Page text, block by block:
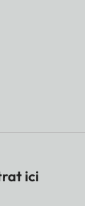
ici